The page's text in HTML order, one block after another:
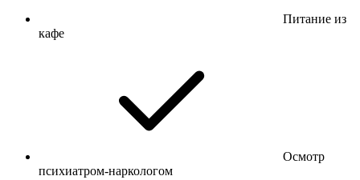
Питание из
кафе
Осмотр
психиатром-наркологом